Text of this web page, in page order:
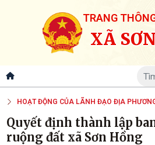
TRANG
XÃ
HOẠT ĐỘNG CỦA LÃNH ĐẠO ĐỊA
Quyết định thành lập
ruộng đất xã Sơn Hồng